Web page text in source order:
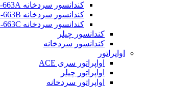
کندانسور سردخانه ACS-663A
کندانسور سردخانه ACS-663B
کندانسور سردخانه ACS-663C
کندانسور چیلر
کندانسور سردخانه
اواپراتور
اواپراتور سری ACE
اواپراتور چیلر
اواپراتور سردخانه